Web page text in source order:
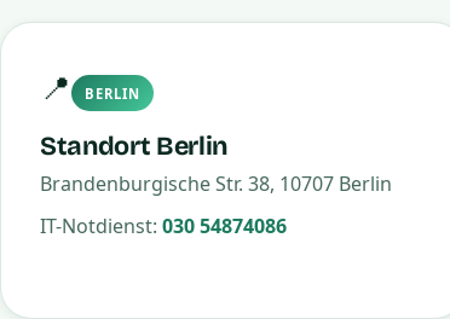
📍 BERLIN
Standort Berlin
Brandenburgische Str. 38, 10707 Berlin
IT-Notdienst: 030 54874086